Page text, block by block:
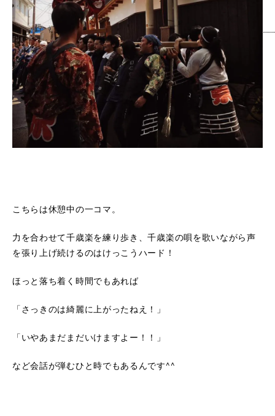
こちらは休憩中の一コマ。
力を合わせて千歳楽を練り歩き、千歳楽の唄を歌いながら声
を張り上げ続けるのはけっこうハード！
ほっと落ち着く時間でもあれば
「さっきのは綺麗に上がったねえ！」
「いやあまだまだいけますよー！！」
など会話が弾むひと時でもあるんです^^